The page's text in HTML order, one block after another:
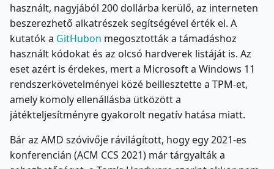
használt, nagyjából 200 dollárba kerülő, az interneten
beszerezhető alkatrészek segítségével érték el. A
kutatók a GitHubon megosztották a támadáshoz
használt kódokat és az olcsó hardverek listáját is. Az
eset azért is érdekes, mert a Microsoft a Windows 11
rendszerkövetelményei közé beillesztette a TPM-et,
amely komoly ellenállásba ütközött a
játékteljesítményre gyakorolt negatív hatása miatt.
Bár az AMD szóvivője rávilágított, hogy egy 2021-es
konferencián (ACM CCS 2021) már tárgyalták a